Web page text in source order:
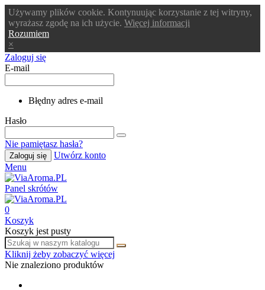
Używamy plików cookie. Kontynuując korzystanie z tej witryny,
wyrażasz zgodę na ich użycie. Więcej informacji
Rozumiem
×
Zaloguj się
E-mail
Błędny adres e-mail
Hasło
Nie pamiętasz hasła?
Zaloguj się
Utwórz konto
Menu
Panel skrótów
0
Koszyk
Koszyk jest pusty
Kliknij żeby zobaczyć więcej
Nie znaleziono produktów